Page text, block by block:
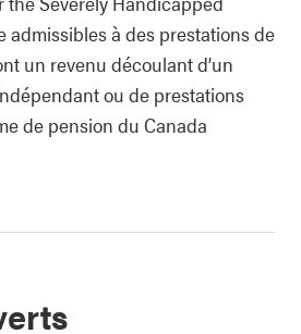
admissibles à des prestations de
un revenu découlant d’un
ou de prestations
de pension du Canada